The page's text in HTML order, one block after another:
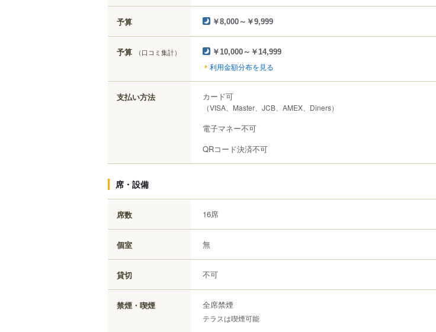
予算 ￥8,000～￥9,999
予算 （口コミ集計） ￥10,000～￥14,999
利用金額分布を見る
支払い方法 カード可
（VISA、Master、JCB、AMEX、Diners）
電子マネー不可
QRコード決済不可
席・設備
席数 16席
個室 無
貸切 不可
禁煙・喫煙 全席禁煙
テラスは喫煙可能